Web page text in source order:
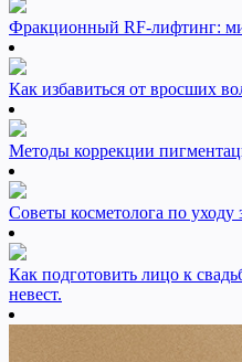
Фракционный RF-лифтинг:
Как избавиться от вросших
Методы коррекции
Советы косметолога по
Как подготовить лицо к
невест.